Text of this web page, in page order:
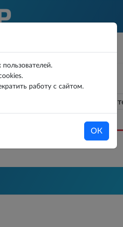
работу с сайтом.
ОК
Турнир